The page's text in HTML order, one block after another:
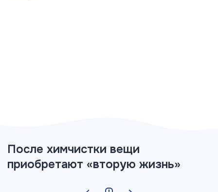
После химчистки вещи
приобретают «вторую жизнь»